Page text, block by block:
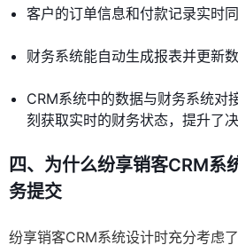
客户的订单信息和付款记录实时同
财务系统能自动生成报表并更新
CRM系统中的数据与财务系统对
刻获取实时的财务状态，提升了决
四、为什么纷享销客CRM系
务提交
纷享销客CRM系统设计时充分考虑